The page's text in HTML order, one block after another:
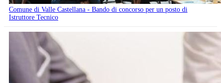
Comune di Valle Castellana - Bando di concorso per un posto di
Istruttore Tecnico